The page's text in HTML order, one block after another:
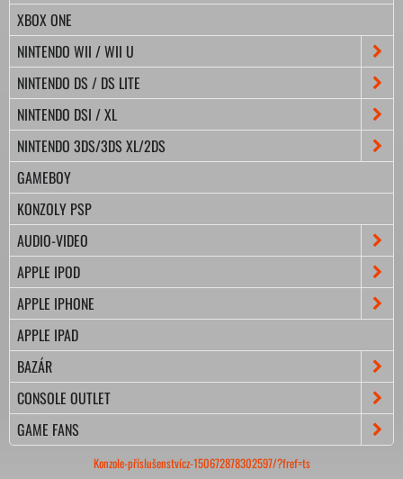
XBOX ONE
NINTENDO WII / WII U
NINTENDO DS / DS LITE
NINTENDO DSI / XL
NINTENDO 3DS/3DS XL/2DS
GAMEBOY
KONZOLY PSP
AUDIO-VIDEO
APPLE IPOD
APPLE IPHONE
APPLE IPAD
BAZÁR
CONSOLE OUTLET
GAME FANS
Konzole-příslušenstvícz-150672878302597/?fref=ts